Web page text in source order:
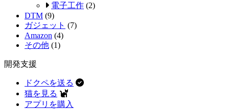
電子工作 (2)
DTM (9)
ガジェット (7)
Amazon (4)
その他 (1)
開発支援
ドクペを送る
猫を見る
アプリを購入